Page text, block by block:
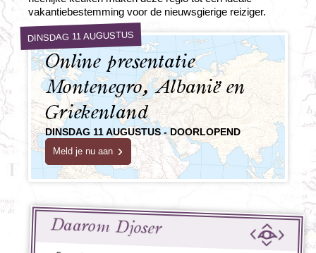
vakantiebestemming voor de nieuwsgierige reiziger.
DINSDAG 11 AUGUSTUS
Online presentatie
Montenegro, Albanië en
Griekenland
DINSDAG 11 AUGUSTUS - DOORLOPEND
Meld je nu aan
Daarom Djoser